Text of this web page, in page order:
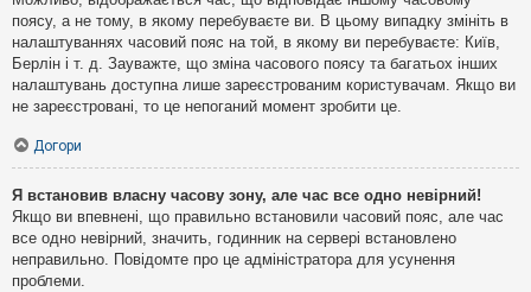
поясу, а не тому, в якому перебуваєте ви. В цьому випадку змініть в
налаштуваннях часовий пояс на той, в якому ви перебуваєте: Київ,
Берлін і т. д. Зауважте, що зміна часового поясу та багатьох інших
налаштувань доступна лише зареєстрованим користувачам. Якщо ви
не зареєстровані, то це непоганий момент зробити це.
Догори
Я встановив власну часову зону, але час все одно невірний!
Якщо ви впевнені, що правильно встановили часовий пояс, але час
все одно невірний, значить, годинник на сервері встановлено
неправильно. Повідомте про це адміністратора для усунення
проблеми.